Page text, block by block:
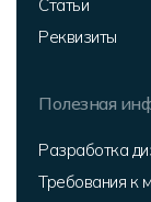
Статьи
Реквизиты
Полезная
Разработка
Требования к